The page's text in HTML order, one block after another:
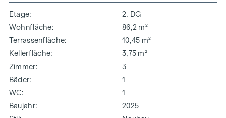
Etage
2. DG
Wohnfläche
86,2 m²
Terrassenfläche
10,45 m²
Kellerfläche
3,75 m²
Zimmer
3
Bäder
1
WC
1
Baujahr
2025